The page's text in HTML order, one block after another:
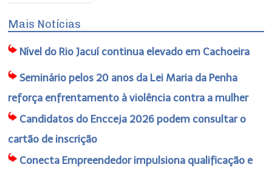
Mais Notícias
Nível do Rio Jacuí continua elevado em Cachoeira
Seminário pelos 20 anos da Lei Maria da Penha
reforça enfrentamento à violência contra a mulher
Candidatos do Encceja 2026 podem consultar o
cartão de inscrição
Conecta Empreendedor impulsiona qualificação e